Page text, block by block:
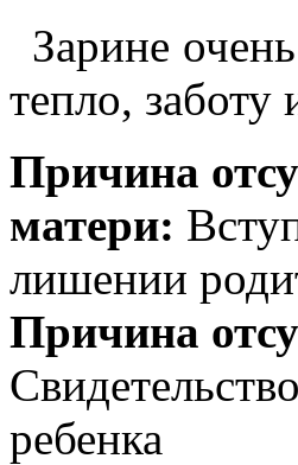
Зарине
тепло,
Причина
матери:
лишении
Причина
ребенка